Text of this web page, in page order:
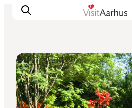
Sehen und erleben
Veranstaltungen
Parks & Gärten